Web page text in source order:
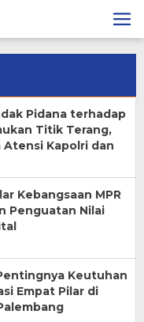
Pidana terhadap
Titik Terang,
Atensi Kapolri dan
Kebangsaan MPR
Penguatan Nilai
Keutuhan
Empat Pilar di